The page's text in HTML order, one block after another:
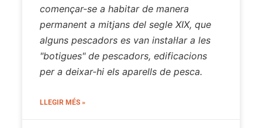
començar-se a habitar de manera
permanent a mitjans del segle XIX, que
alguns pescadors es van instal·lar a les
"botigues" de pescadors, edificacions
per a deixar-hi els aparells de pesca.
LLEGIR MÉS »